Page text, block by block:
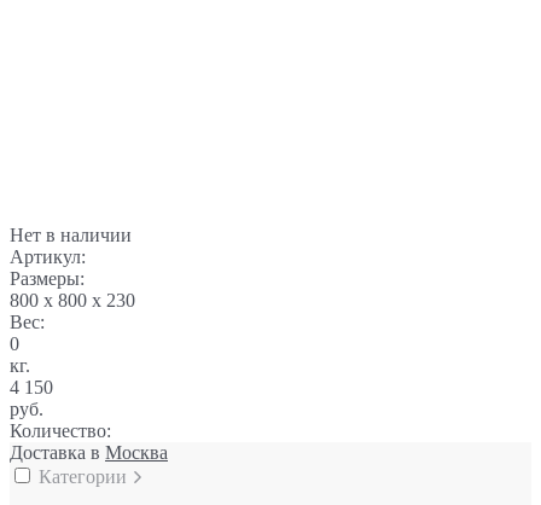
Нет в наличии
Артикул:
Размеры:
800 x 800 x 230
Вес:
0
кг.
4 150
руб.
Количество:
Доставка в Москва
Категории